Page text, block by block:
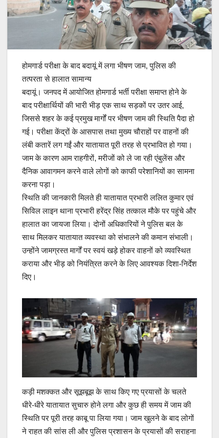
होमगार्ड परीक्षा के बाद बदायूं में लगा भीषण जाम, पुलिस की
तत्परता से हालात सामान्य
बदायूं। जनपद में आयोजित होमगार्ड भर्ती परीक्षा समाप्त होने के
बाद परीक्षार्थियों की भारी भीड़ एक साथ सड़कों पर उतर आई,
जिससे शहर के कई प्रमुख मार्गों पर भीषण जाम की स्थिति पैदा हो
गई। परीक्षा केंद्रों के आसपास तथा मुख्य चौराहों पर वाहनों की
लंबी कतारें लग गईं और यातायात पूरी तरह से प्रभावित हो गया।
जाम के कारण आम राहगीरों, मरीजों को ले जा रही एंबुलेंस और
दैनिक आवागमन करने वाले लोगों को काफी परेशानियों का सामना
करना पड़ा।
स्थिति की जानकारी मिलते ही यातायात प्रभारी ललित कुमार एवं
सिविल लाइन थाना प्रभारी हरेंद्र सिंह तत्काल मौके पर पहुंचे और
हालात का जायजा लिया। दोनों अधिकारियों ने पुलिस बल के
साथ मिलकर यातायात व्यवस्था को संभालने की कमान संभाली।
उन्होंने जामग्रस्त मार्गों पर स्वयं खड़े होकर वाहनों को व्यवस्थित
कराया और भीड़ को नियंत्रित करने के लिए आवश्यक दिशा-निर्देश
दिए।
कड़ी मशक्कत और सूझबूझ के साथ किए गए प्रयासों के चलते
धीरे-धीरे यातायात सुचारु होने लगा और कुछ ही समय में जाम की
स्थिति पर पूरी तरह काबू पा लिया गया। जाम खुलने के बाद लोगों
ने राहत की सांस ली और पुलिस प्रशासन के प्रयासों की सराहना